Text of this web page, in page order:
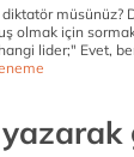
müsünüz?
olmak için
lider;" Evet,